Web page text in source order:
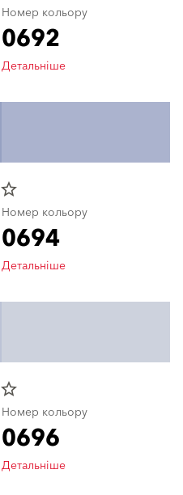
Номер кольору
0692
Детальніше
star_border
Номер кольору
0694
Детальніше
star_border
Номер кольору
0696
Детальніше